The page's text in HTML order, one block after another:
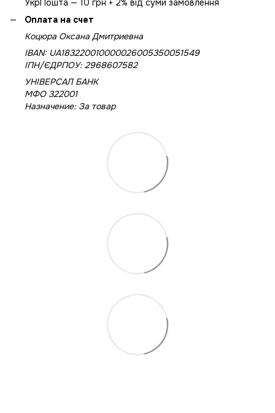
УкрПошта — 10 грн + 2% від суми замовлення
Оплата на счет
Коцюра Оксана Дмитриевна
IBAN: UA183220010000026005350051549
IПН/ЄДРПОУ: 2968607582
УНІВЕРСАЛ БАНК
МФО 322001
Назначение: За товар